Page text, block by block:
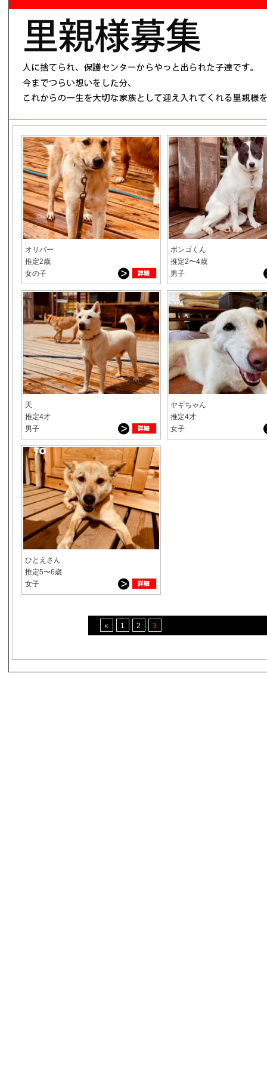
オリバー
推定2歳
女の子
ボンゴくん
推定2〜4歳
男子
天
推定4才
男子
ヤギちゃん
推定4才
女子
ひとえさん
推定5〜6歳
女子
« 1 2 3
s3